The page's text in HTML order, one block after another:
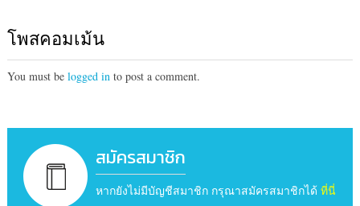
โพสคอมเม้น
You must be logged into post a comment.
สมัครสมาชิก
หากยังไม่มีบัญชีสมาชิก กรุณาสมัครสมาชิกได้ ที่นี่